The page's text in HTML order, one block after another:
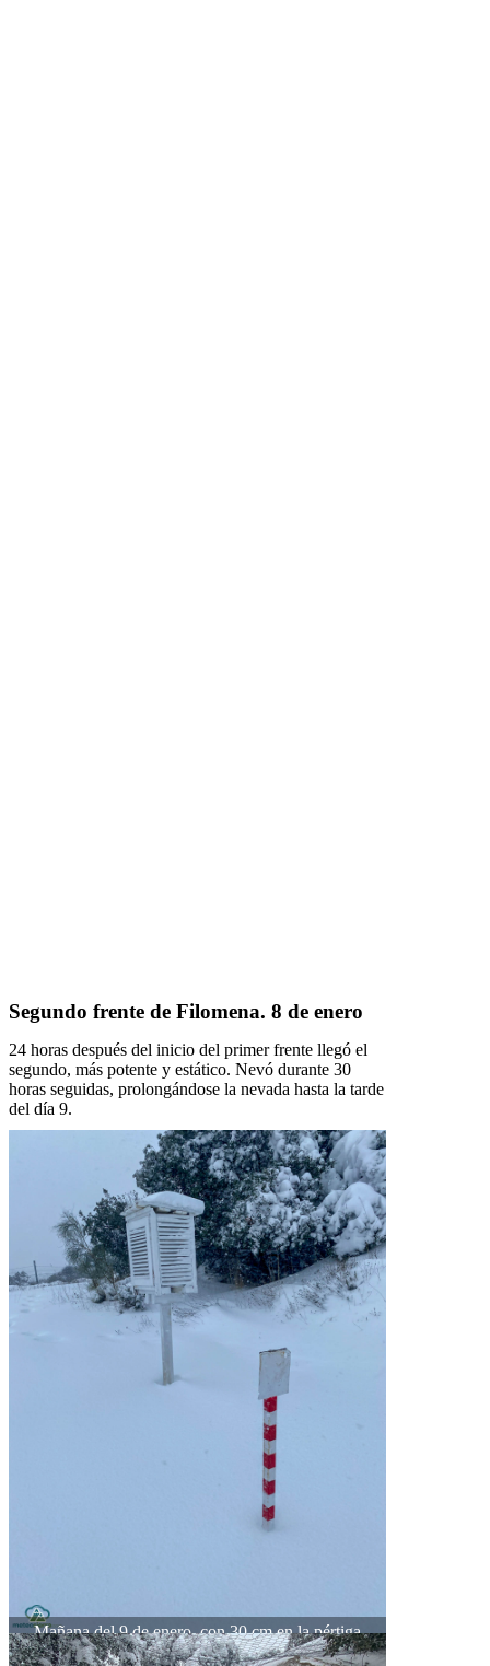
Segundo frente de Filomena. 8 de enero
24 horas después del inicio del primer frente llegó el
segundo, más potente y estático. Nevó durante 30
horas seguidas, prolongándose la nevada hasta la tarde
del día 9.
Mañana del 9 de enero, con 30 cm en la pértiga